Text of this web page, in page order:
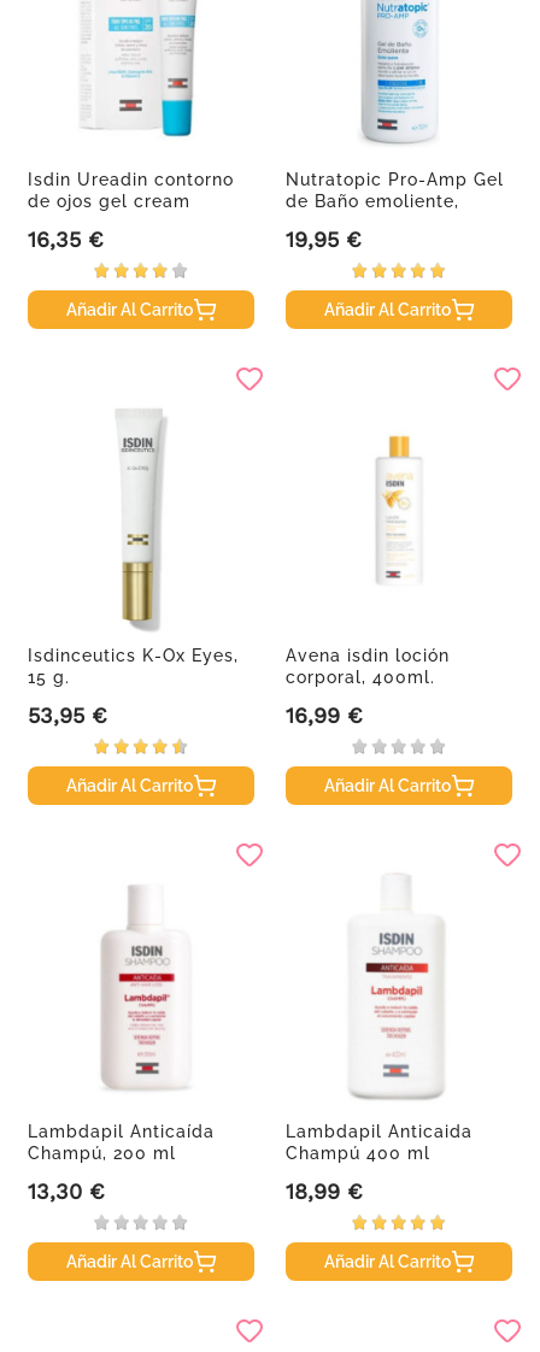
Isdin Ureadin contorno
de ojos gel cream
Precio
16,35 €
Añadir Al Carrito
Nutratopic Pro-Amp Gel
de Baño emoliente,
Precio
19,95 €
Añadir Al Carrito
Isdinceutics K-Ox Eyes,
15 g.
Precio
53,95 €
Añadir Al Carrito
Avena isdin loción
corporal, 400ml.
Precio
16,99 €
Añadir Al Carrito
Lambdapil Anticaída
Champú, 200 ml
Precio
13,30 €
Añadir Al Carrito
Lambdapil Anticaida
Champú 400 ml
Precio
18,99 €
Añadir Al Carrito